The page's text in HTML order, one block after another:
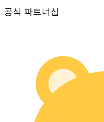
공식 파트너십